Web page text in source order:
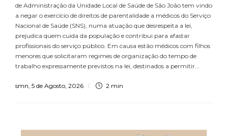
de Administração da Unidade Local de Saúde de São João tem vindo
a negar o exercício de direitos de parentalidade a médicos do Serviço
Nacional de Saúde (SNS), numa atuação que desrespeita a lei,
prejudica quem cuida da população e contribui para afastar
profissionais do serviço público. Em causa estão médicos com filhos
menores que solicitaram regimes de organização do tempo de
trabalho expressamente previstos na lei, destinados a permitir...
smn, 5 de Agosto, 2026 2 min